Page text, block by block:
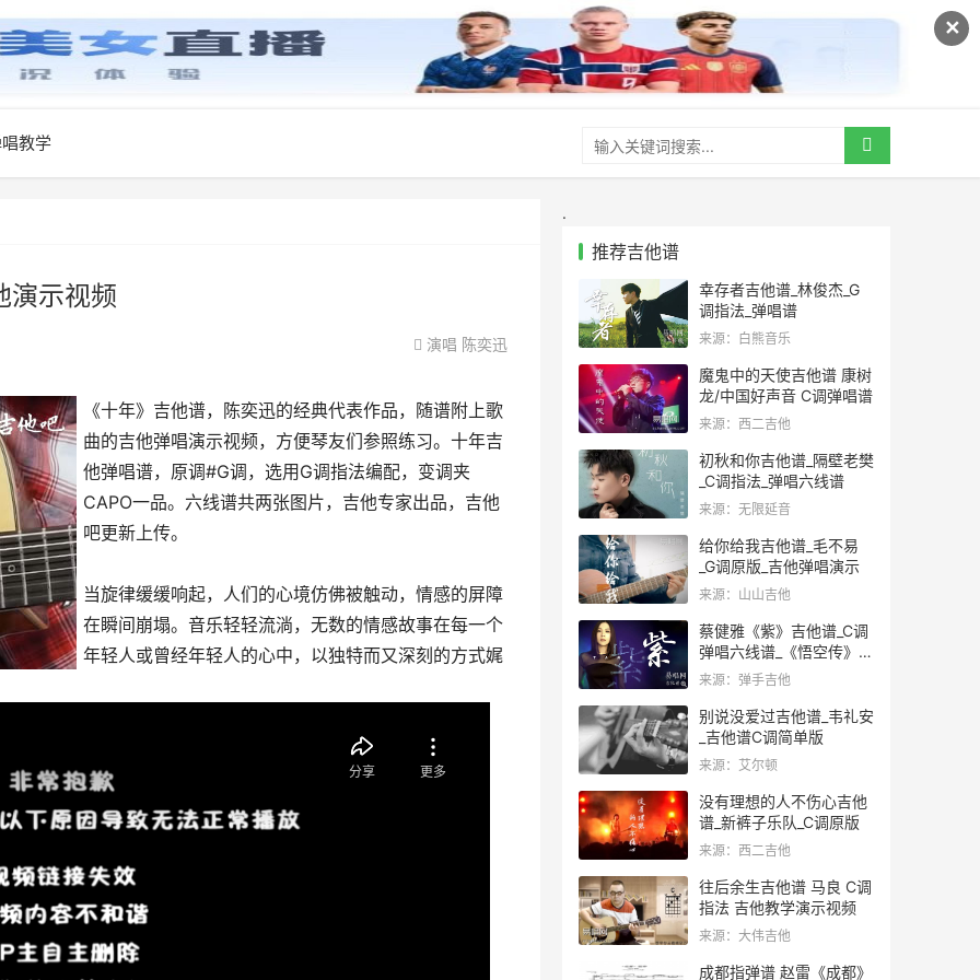
✕
教学
演示视频
演唱 陈奕迅
《十年》吉他谱，陈奕迅的经典代表作品，随谱附上歌
曲的吉他弹唱演示视频，方便琴友们参照练习。十年吉
他弹唱谱，原调#G调，选用G调指法编配，变调夹
CAPO一品。六线谱共两张图片，吉他专家出品，吉他
吧更新上传。
当旋律缓缓响起，人们的心境仿佛被触动，情感的屏障
在瞬间崩塌。音乐轻轻流淌，无数的情感故事在每一个
年轻人或曾经年轻人的心中，以独特而又深刻的方式娓
.
推荐吉他谱
幸存者吉他谱_林俊杰_G
调指法_弹唱谱
来源：白熊音乐
魔鬼中的天使吉他谱 康树
龙/中国好声音 C调弹唱谱
来源：西二吉他
初秋和你吉他谱_隔壁老樊
_C调指法_弹唱六线谱
来源：无限延音
给你给我吉他谱_毛不易
_G调原版_吉他弹唱演示
来源：山山吉他
蔡健雅《紫》吉他谱_C调
弹唱六线谱_《悟空传》片
中版
来源：弹手吉他
别说没爱过吉他谱_韦礼安
_吉他谱C调简单版
来源：艾尔顿
没有理想的人不伤心吉他
谱_新裤子乐队_C调原版
来源：西二吉他
往后余生吉他谱 马良 C调
指法 吉他教学演示视频
来源：大伟吉他
成都指弹谱 赵雷《成都》